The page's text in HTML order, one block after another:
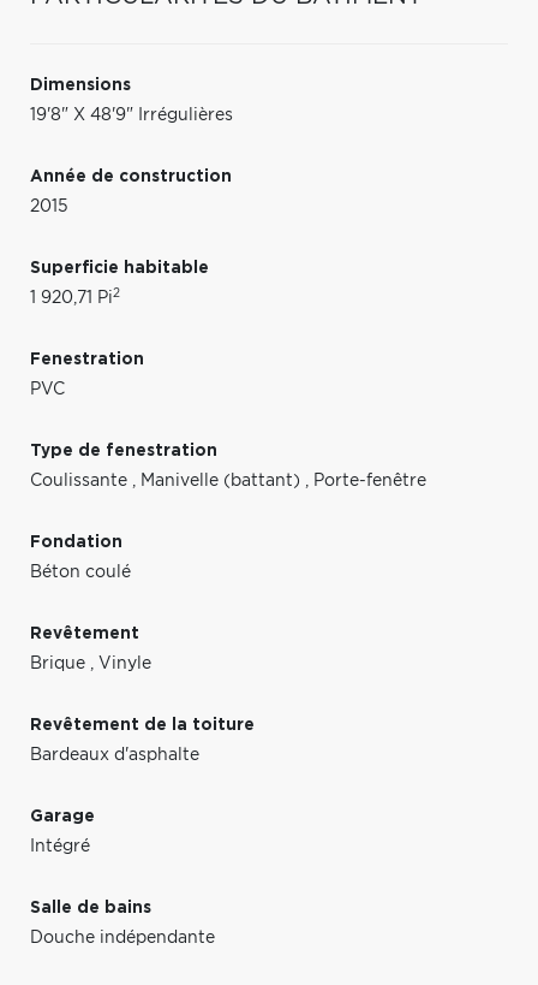
Dimensions
19'8" X 48'9" Irrégulières
Année de construction
2015
Superficie habitable
1 920,71 Pi2
Fenestration
PVC
Type de fenestration
Coulissante , Manivelle (battant) , Porte-fenêtre
Fondation
Béton coulé
Revêtement
Brique , Vinyle
Revêtement de la toiture
Bardeaux d'asphalte
Garage
Intégré
Salle de bains
Douche indépendante